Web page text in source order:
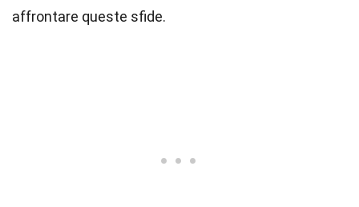
affrontare queste sfide.